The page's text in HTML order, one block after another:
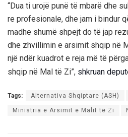
“Dua ti urojë punë të mbarë dhe
re profesionale, dhe jam i bindur
madhe shumë shpejt do të jap
dhe zhvillimin e arsimit shqip në
një ndër kuadrot e reja më të
shqip në Mal të Zi”, shkruan
Tags: Alternativa Shqiptare (ASH)
Ministria e Arsimit e Malit të Zi